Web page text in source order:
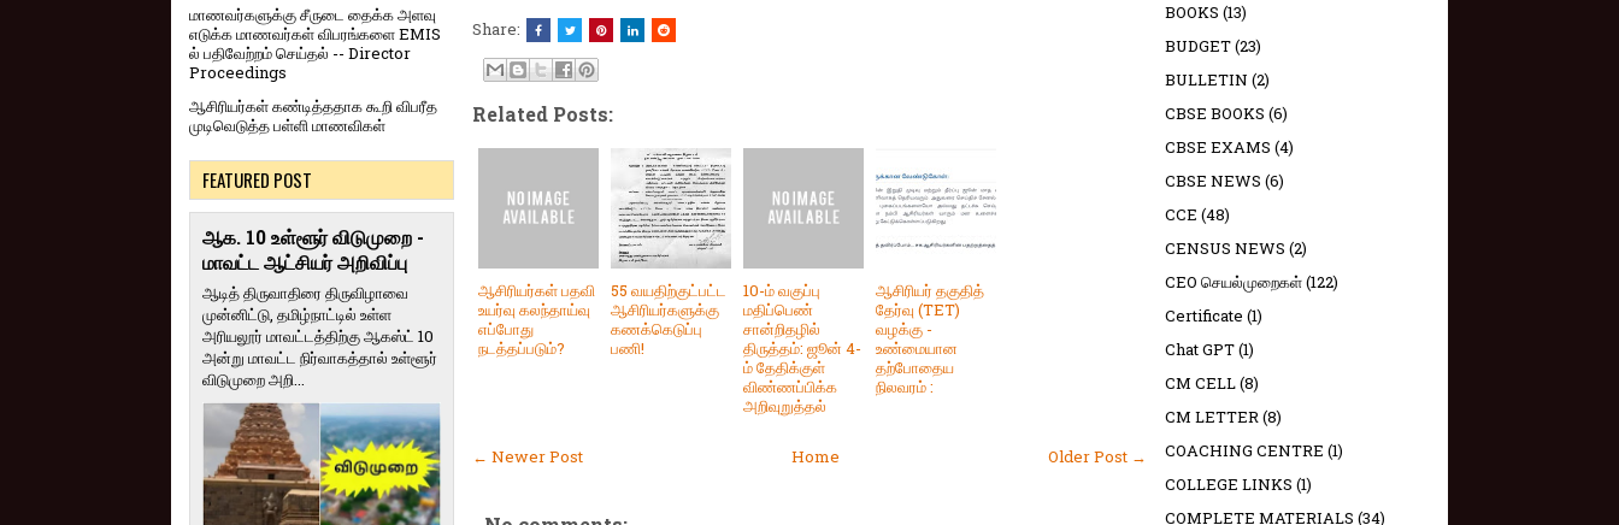
Share:
Related Posts:
ஆசிரியர்கள் பதவி
உயர்வு கலந்தாய்வு
எப்போது
நடத்தப்படும்?
55 வயதிற்குட்பட்ட
ஆசிரியர்களுக்கு
கணக்கெடுப்பு
பணி!
10-ம் வகுப்பு
மதிப்பெண்
சான்றிதழில்
திருத்தம்: ஜூன் 4-
ம் தேதிக்குள்
விண்ணப்பிக்க
அறிவுறுத்தல்
ஆசிரியர் தகுதித்
தேர்வு (TET)
வழக்கு -
உண்மையான
தற்போதைய
நிலவரம் :
← Newer Post Older Post →
Home
மாணவர்களுக்கு சீருடை தைக்க அளவு
எடுக்க மாணவர்கள் விபரங்களை EMIS
ல் பதிவேற்றம் செய்தல் -- Director
Proceedings
ஆசிரியர்கள் கண்டித்ததாக கூறி விபரீத
முடிவெடுத்த பள்ளி மாணவிகள்
FEATURED POST
ஆக. 10 உள்ளூர் விடுமுறை -
மாவட்ட ஆட்சியர் அறிவிப்பு
ஆடித் திருவாதிரை திருவிழாவை
முன்னிட்டு, தமிழ்நாட்டில் உள்ள
அரியலூர் மாவட்டத்திற்கு ஆகஸ்ட் 10
அன்று மாவட்ட நிர்வாகத்தால் உள்ளூர்
விடுமுறை அறி...
BOOKS (13)
BUDGET(23)
BULLETIN (2)
CBSE BOOKS (6)
CBSE EXAMS (4)
CBSE NEWS (6)
CCE (48)
CENSUS NEWS (2)
CEO செயல்முறைகள்(122)
Certificate (1)
Chat GPT(1)
CM CELL(8)
CM LETTER(8)
COACHING CENTRE (1)
COLLEGE LINKS (1)
COMPLETE MATERIALS (34)